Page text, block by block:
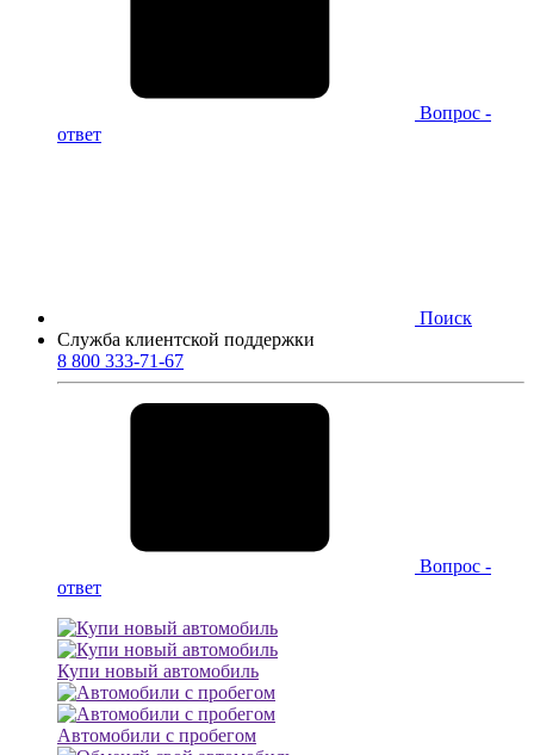
Вопрос -
ответ
Поиск
Служба клиентской поддержки
8 800 333-71-67
Вопрос -
ответ
Купи новый автомобиль
Автомобили с пробегом